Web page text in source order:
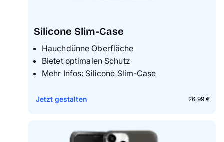
Silicone Slim-Case
Hauchdünne Oberfläche
Bietet optimalen Schutz
Mehr Infos: Silicone Slim-Case
26,99 €
Jetzt gestalten